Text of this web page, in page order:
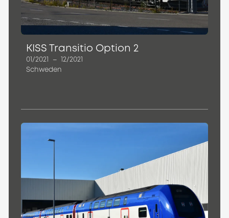
KISS Transitio Option 2
01/2021 –
12/2021
Schweden